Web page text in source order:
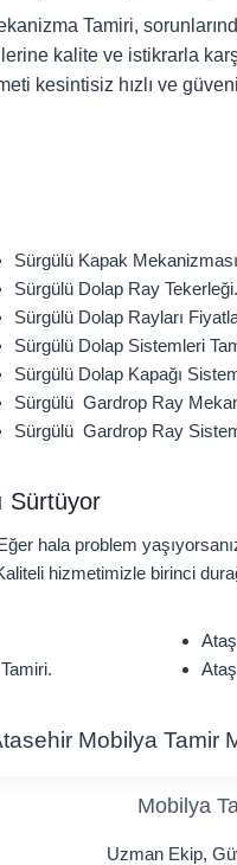
Tamiri,
kalite ve istikrarla
kesintisiz hızlı ve
Sürgülü Kapak
Sürgülü Dolap Ray Tekerleği.
Sürgülü Dolap Rayları
Sürgülü Dolap Sistemleri
Sürgülü Dolap Kapağı
Sürgülü Gardrop Ray
Sürgülü Gardrop Ray
Sürtüyor
hala problem
hizmetimizle birinci
Mobilya Tamir
Mobilya
Uzman Ekip,